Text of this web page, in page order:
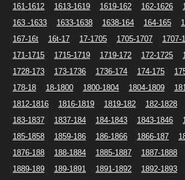
161-1612
1613-1619 1619-162 162-1626
163 -1633
1633-1638 1638-164 164-165
167-16t
16t-17 17-1705 1705-1707
1707-
171-1715
1715-1719 1719-172 172-1725
1728-173
173-1736 1736-174 174-175
178-18
18-1800 1800-1804 1804-1809
1812-1816
1816-1819 1819-182 182-1828
183-1837
1837-184 184-1843 1843-1846
185-1858
1859-186 186-1866 1866-187
1876-188
188-1884 1885-1887 1887-1888
1889-189
189-1891 1891-1892 1892-1893